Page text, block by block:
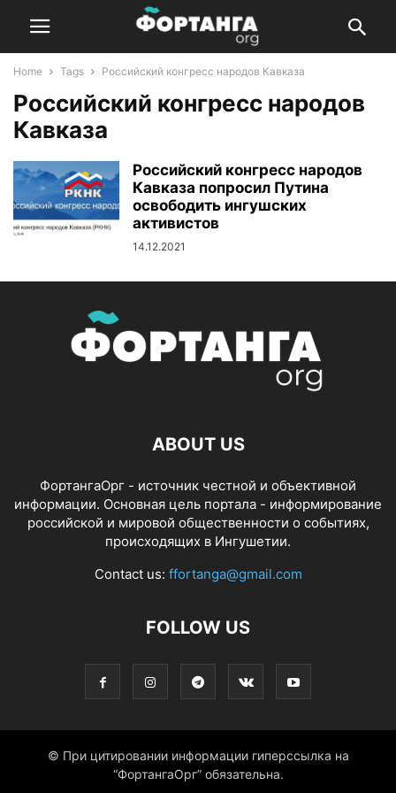
Home Tags Российский конгресс народов Кавказа
Российский конгресс народов
Кавказа
Российский конгресс народов
Кавказа попросил Путина
освободить ингушских
активистов
14.12.2021
ABOUT US
ФортангаОрг - источник честной и объективной
информации. Основная цель портала - информирование
российской и мировой общественности о событиях,
происходящих в Ингушетии.
Contact us: ffortanga@gmail.com
FOLLOW US
© При цитировании информации гиперссылка на
“ФортангаОрг” обязательна.